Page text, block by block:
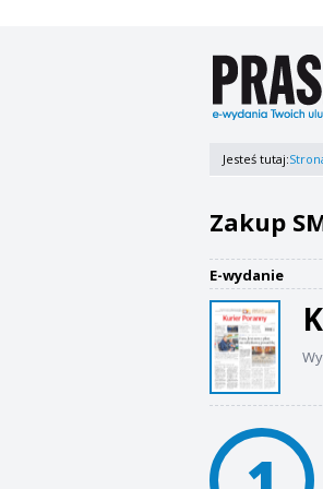
Jesteś tutaj:
Zakup
E-wydanie